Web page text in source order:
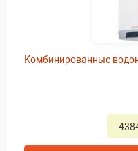
Комбинированные